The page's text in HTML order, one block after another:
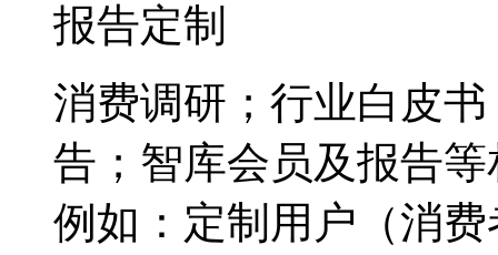
报告定制
消费调研；行业白皮
告；智库会员及报告
例如：定制用户（消